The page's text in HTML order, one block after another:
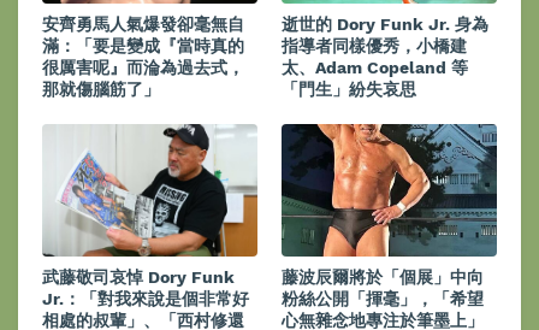
安齊勇馬人氣爆發卻毫無自
滿：「要是變成『當時真的
很厲害呢』而淪為過去式，
那就傷腦筋了」
逝世的 Dory Funk Jr. 身為
指導者同樣優秀，小橋建
太、Adam Copeland 等
「門生」紛失哀思
武藤敬司哀悼 Dory Funk
Jr.：「對我來說是個非常好
相處的叔輩」、「西村修還
藤波辰爾將於「個展」中向
粉絲公開「揮毫」，「希望
心無雜念地專注於筆墨上」